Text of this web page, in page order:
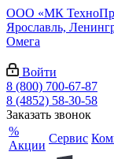
ООО «МК
Ярославль,
Омега
Войти
8 (800) 700-67-87
8 (4852) 58-30-58
Заказать звонок
%
Акции
Сервис